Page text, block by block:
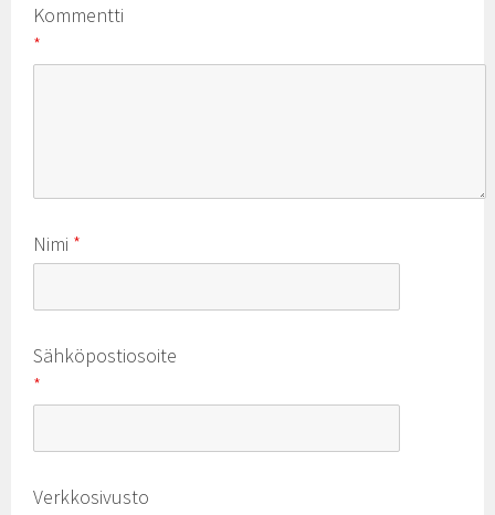
Kommentti
*
Nimi *
Sähköpostiosoite
*
Verkkosivusto